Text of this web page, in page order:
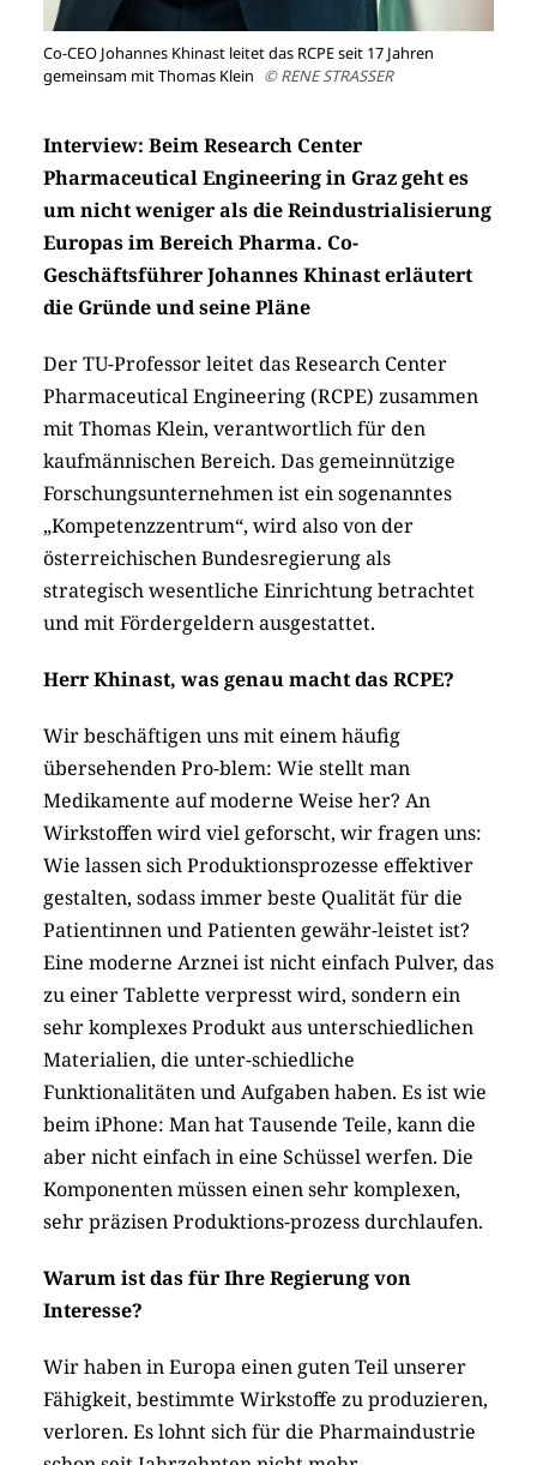
Co-CEO Johannes Khinast leitet das RCPE seit 17 Jahren
gemeinsam mit Thomas Klein © RENE STRASSER
Interview: Beim Research Center
Pharmaceutical Engineering in Graz geht es
um nicht weniger als die Re­industrialisierung
Europas im Bereich Pharma. Co-
Geschäftsführer Johannes Khinast erläutert
die Gründe und seine Pläne
Der TU-Professor leitet das Research Center
Pharmaceutical Engineering (RCPE) zusammen
mit Thomas Klein, verantwortlich für den
kaufmännischen Bereich. Das gemeinnützige
Forschungsunternehmen ist ein sogenanntes
„Kompetenzzentrum“, wird also von der
österreichischen Bundesregierung als
strategisch wesentliche Einrichtung betrachtet
und mit Fördergeldern ausgestattet.
Herr Khinast, was genau macht das RCPE?
Wir beschäftigen uns mit einem häufig
übersehenden Pro-blem: Wie stellt man
Medikamente auf moderne Weise her? An
Wirkstoffen wird viel geforscht, wir fragen uns:
Wie lassen sich Produktionsprozesse effektiver
gestalten, sodass immer beste Qualität für die
Patientinnen und Patienten gewähr-leistet ist?
Eine moderne Arznei ist nicht einfach Pulver, das
zu einer Tablette verpresst wird, sondern ein
sehr komplexes Produkt aus unterschiedlichen
Materialien, die unter-schiedliche
Funktionalitäten und Aufgaben haben. Es ist wie
beim iPhone: Man hat Tausende Teile, kann die
aber nicht einfach in eine Schüssel werfen. Die
Komponenten müssen einen sehr komplexen,
sehr präzisen Produktions-prozess durchlaufen.
Warum ist das für Ihre Regierung von
Interesse?
Wir haben in Europa einen guten Teil unserer
Fähigkeit, bestimmte Wirkstoffe zu produzieren,
verloren. Es lohnt sich für die Pharmaindustrie